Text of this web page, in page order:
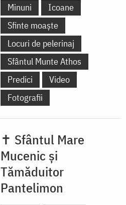
Minuni
Icoane
Sfinte moaște
Locuri de pelerinaj
Sfântul Munte Athos
Predici
Video
Fotografii
✝ Sfântul Mare
Mucenic și
Tămăduitor
Pantelimon